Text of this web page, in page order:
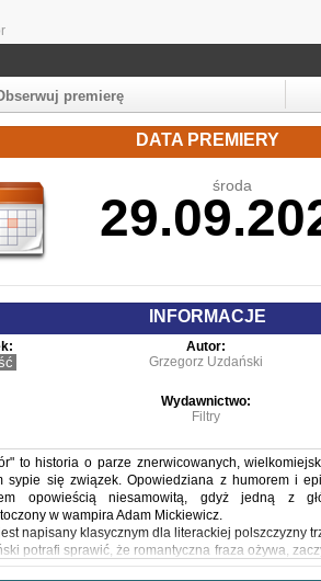
premierę
DATA PREMIERY
środa
INFORMACJE
Autor:
Grzegorz Uzdański
Wydawnictwo:
Filtry
to historia o parze znerwicowanych,
sypie się związek. Opowiedziana z humorem i
opowieścią niesamowitą, gdyż jedną z
w wampira Adam Mickiewicz.
napisany klasycznym dla literackiej polszczyzny
potrafi sprawić, że romantyczna fraza ożywa,
Potrafi o wiele więcej, bo "Wypiór" to nie